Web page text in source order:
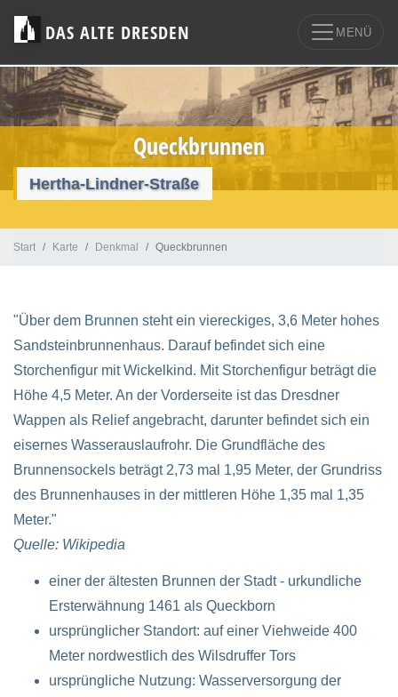
DAS ALTE DRESDEN MENÜ
Queckbrunnen
Hertha-Lindner-Straße
Start Karte Denkmal Queckbrunnen
"Über dem Brunnen steht ein viereckiges, 3,6 Meter hohes
Sandsteinbrunnenhaus. Darauf befindet sich eine
Storchenfigur mit Wickelkind. Mit Storchenfigur beträgt die
Höhe 4,5 Meter. An der Vorderseite ist das Dresdner
Wappen als Relief angebracht, darunter befindet sich ein
eisernes Wasserauslaufrohr. Die Grundfläche des
Brunnensockels beträgt 2,73 mal 1,95 Meter, der Grundriss
des Brunnenhauses in der mittleren Höhe 1,35 mal 1,35
Meter."
Quelle: Wikipedia
einer der ältesten Brunnen der Stadt - urkundliche
Ersterwähnung 1461 als Queckborn
ursprünglicher Standort: auf einer Viehweide 400
Meter nordwestlich des Wilsdruffer Tors
ursprüngliche Nutzung: Wasserversorgung der